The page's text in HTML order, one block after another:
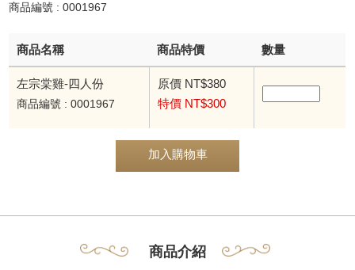
商品編號 : 0001967
商品名稱 商品特價 數量
左宗棠雞-四人份
商品編號 : 0001967
原價 NT$380
特價 NT$300
加入購物車
商品介紹